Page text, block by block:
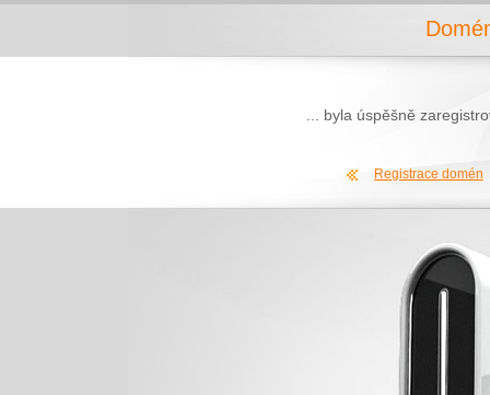
... byla úspěšně
Registrace domén